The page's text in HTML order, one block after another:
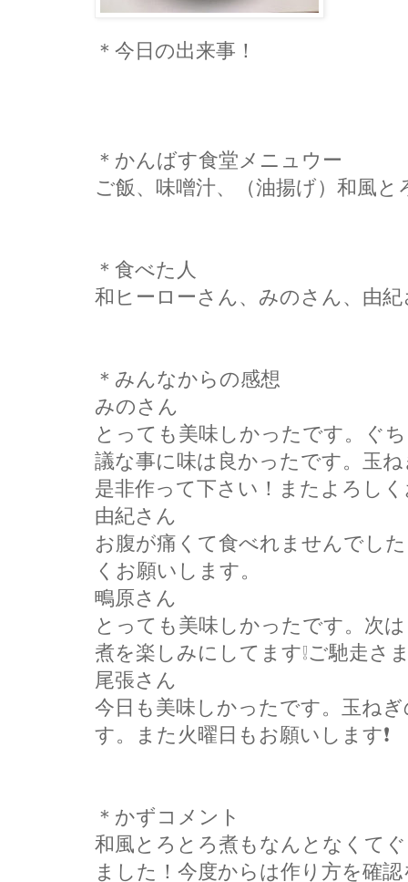
＊今日の出来事！
＊かんばす食堂メニュウー
ご飯、味噌汁、（油揚げ）和風
＊食べた人
和ヒーローさん、みのさん、由
＊みんなからの感想
みのさん
とっても美味しかったです。ぐ
議な事に味は良かったです。玉
是非作って下さい！またよろし
由紀さん
お腹が痛くて食べれませんでし
くお願いします。
鴫原さん
とっても美味しかったです。次
煮を楽しみにしてます❕ご馳走さ
尾張さん
今日も美味しかったです。玉ね
す。また火曜日もお願いします❗
＊かずコメント
和風とろとろ煮もなんとなくて
ました！今度からは作り方を確認